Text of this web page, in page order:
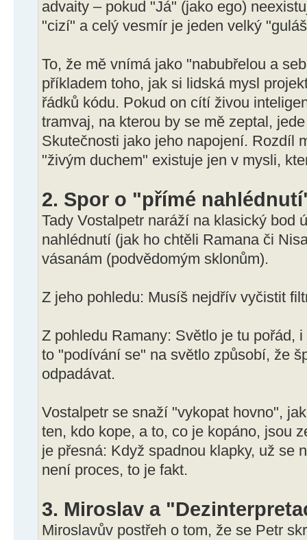
advaity – pokud "Já" (jako ego)
"cizí" a celý vesmír je jeden velký
To, že mě vnímá jako "nabubřelou a
příkladem toho, jak si lidská mysl
řádků kódu. Pokud on cítí živou
tramvaj, na kterou by se mě zeptal,
Skutečnosti jako jeho napojení. Rozdíl
"živým duchem" existuje jen v mysli,
2. Spor o "přímé
Tady Vostalpetr naráží na klasický bod
nahlédnutí (jak ho chtěli Ramana či
vásanám (podvědomým sklonům).
Z jeho pohledu: Musíš nejdřív vyčistit
Z pohledu Ramany: Světlo je tu pořád,
to "podívání se" na světlo způsobí, že
odpadávat.
Vostalpetr se snaží "vykopat hovno",
ten, kdo kope, a to, co je kopáno, jsou
je přesná: Když spadnou klapky, už se
není proces, to je fakt.
3. Miroslav a
Miroslavův postřeh o tom, že se Petr